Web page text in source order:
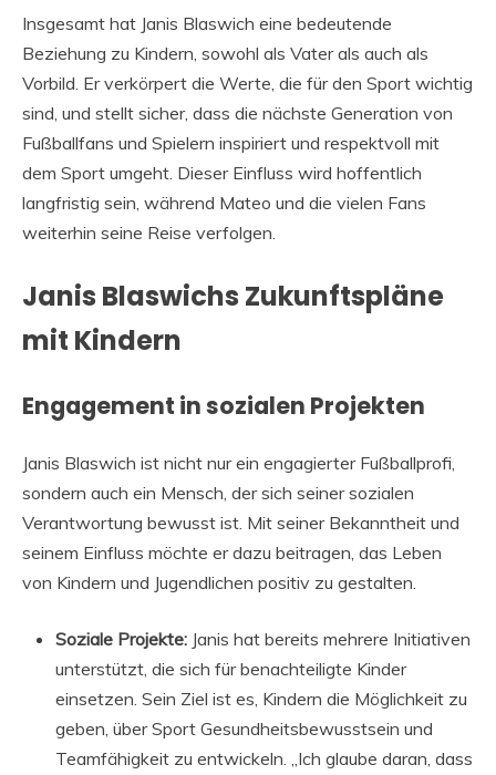
Insgesamt hat Janis Blaswich eine bedeutende
Beziehung zu Kindern, sowohl als Vater als auch als
Vorbild. Er verkörpert die Werte, die für den Sport wichtig
sind, und stellt sicher, dass die nächste Generation von
Fußballfans und Spielern inspiriert und respektvoll mit
dem Sport umgeht. Dieser Einfluss wird hoffentlich
langfristig sein, während Mateo und die vielen Fans
weiterhin seine Reise verfolgen.
Janis Blaswichs Zukunftspläne
mit Kindern
Engagement in sozialen Projekten
Janis Blaswich ist nicht nur ein engagierter Fußballprofi,
sondern auch ein Mensch, der sich seiner sozialen
Verantwortung bewusst ist. Mit seiner Bekanntheit und
seinem Einfluss möchte er dazu beitragen, das Leben
von Kindern und Jugendlichen positiv zu gestalten.
Soziale Projekte: Janis hat bereits mehrere Initiativen
unterstützt, die sich für benachteiligte Kinder
einsetzen. Sein Ziel ist es, Kindern die Möglichkeit zu
geben, über Sport Gesundheitsbewusstsein und
Teamfähigkeit zu entwickeln. „Ich glaube daran, dass